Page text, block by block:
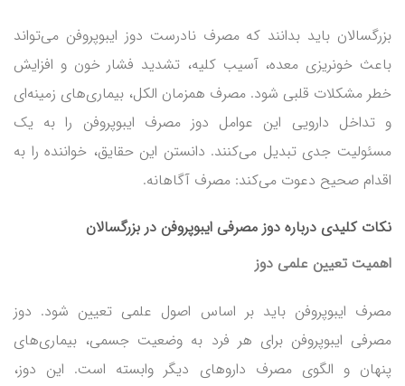
بزرگسالان باید بدانند که مصرف نادرست دوز ایبوپروفن می‌تواند
باعث خونریزی معده، آسیب کلیه، تشدید فشار خون و افزایش
خطر مشکلات قلبی شود. مصرف همزمان الکل، بیماری‌های زمینه‌ای
و تداخل دارویی این عوامل دوز مصرف ایبوپروفن را به یک
مسئولیت جدی تبدیل می‌کنند. دانستن این حقایق، خواننده را به
اقدام صحیح دعوت می‌کند: مصرف آگاهانه.
نکات کلیدی درباره دوز مصرفی ایبوپروفن در بزرگسالان
اهمیت تعیین علمی دوز
مصرف ایبوپروفن باید بر اساس اصول علمی تعیین شود. دوز
مصرفی ایبوپروفن برای هر فرد به وضعیت جسمی، بیماری‌های
پنهان و الگوی مصرف داروهای دیگر وابسته است. این دوز،